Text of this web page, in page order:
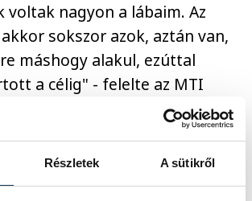
Részletek A sütikről
voltak nagyon a lábaim. Az
sokszor azok, aztán van,
máshogy alakul, ezúttal
a célig" - felelte az MTI
akivel Késely Ajna
úszó is készített közös
követően. Mint mondta,
kis hely, könnyedén előre